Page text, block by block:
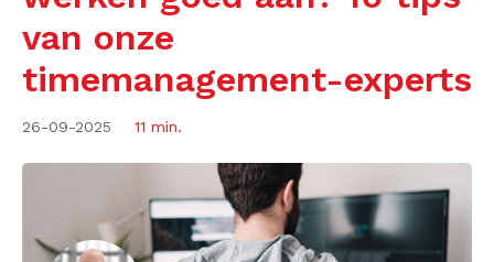
van onze
timemanagement-experts
26-09-2025 11 min.